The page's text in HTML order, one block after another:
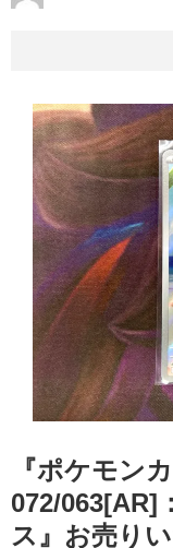
『ポケモン
072/063[AR]
ス』お売り